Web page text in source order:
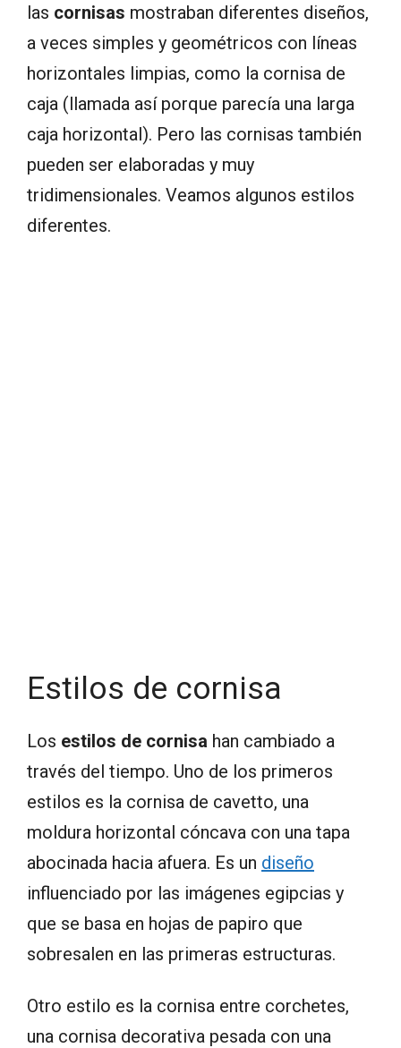
las cornisas mostraban diferentes diseños,
a veces simples y geométricos con líneas
horizontales limpias, como la cornisa de
caja (llamada así porque parecía una larga
caja horizontal). Pero las cornisas también
pueden ser elaboradas y muy
tridimensionales. Veamos algunos estilos
diferentes.
Estilos de cornisa
Los estilos de cornisa han cambiado a
través del tiempo. Uno de los primeros
estilos es la cornisa de cavetto, una
moldura horizontal cóncava con una tapa
abocinada hacia afuera. Es un diseño
influenciado por las imágenes egipcias y
que se basa en hojas de papiro que
sobresalen en las primeras estructuras.
Otro estilo es la cornisa entre corchetes,
una cornisa decorativa pesada con una